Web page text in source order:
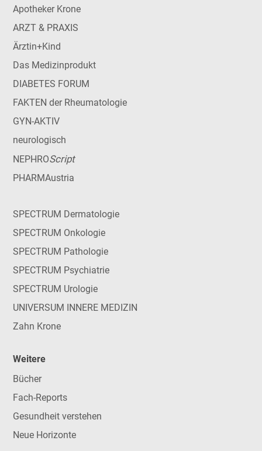
Apotheker Krone
ARZT & PRAXIS
Ärztin+Kind
Das Medizinprodukt
DIABETES FORUM
FAKTEN der Rheumatologie
GYN-AKTIV
neurologisch
NEPHROScript
PHARMAustria
SPECTRUM Dermatologie
SPECTRUM Onkologie
SPECTRUM Pathologie
SPECTRUM Psychiatrie
SPECTRUM Urologie
UNIVERSUM INNERE MEDIZIN
Zahn Krone
Weitere
Bücher
Fach-Reports
Gesundheit verstehen
Neue Horizonte